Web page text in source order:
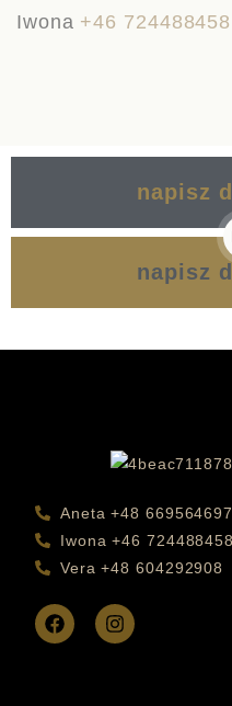
Iwona +46 724488458
napisz
napisz
Aneta +48 669564697
Iwona +46 724488458
Vera +48 604292908